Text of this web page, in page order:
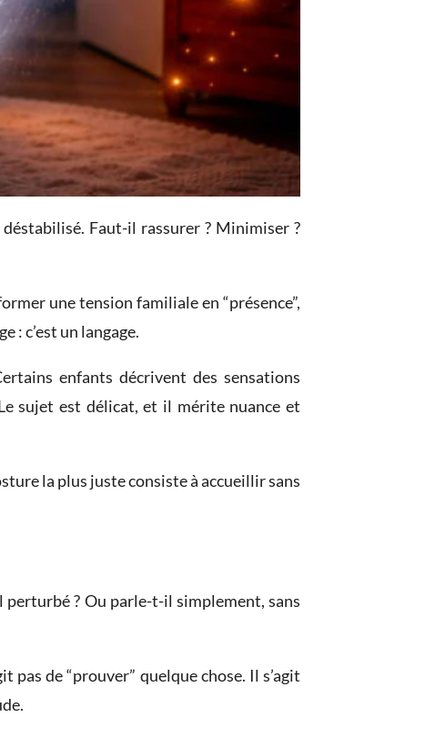
Faut-il rassurer ? Minimiser ?
une tension familiale en “présence”,
: c’est un langage.
enfants décrivent des sensations
sujet est délicat, et il mérite nuance et
la plus juste consiste à accueillir sans
perturbé ? Ou parle-t-il simplement, sans
de “prouver” quelque chose. Il s’agit